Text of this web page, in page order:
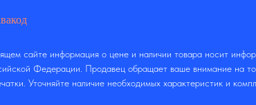
сайте информация о цене и наличии товара носит
Федерации. Продавец обращает ваше внимание на
Уточняйте наличие необходимых характеристик и